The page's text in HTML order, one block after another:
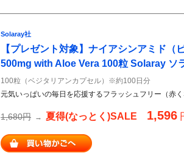
Solaray社
【プレゼント対象】ナイアシンアミド
500mg with Aloe Vera 100粒 Solaray ソ
100粒（ベジタリアンカプセル）※約100日分
元気いっぱいの毎日を応援するフラッシュフリー（赤
1,680円 → 夏得(なっとく)SALE 1,596